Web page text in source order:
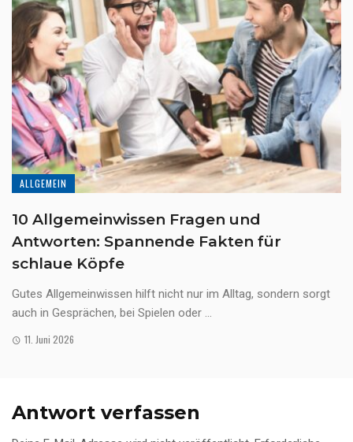
ALLGEMEIN
10 Allgemeinwissen Fragen und
Antworten: Spannende Fakten für
schlaue Köpfe
Gutes Allgemeinwissen hilft nicht nur im Alltag, sondern sorgt
auch in Gesprächen, bei Spielen oder ...
11. Juni 2026
Antwort verfassen